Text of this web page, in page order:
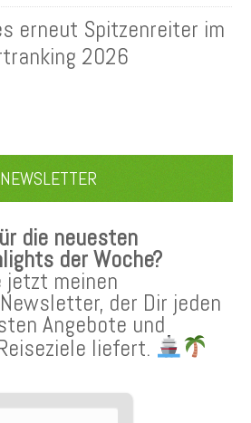
erneut Spitzenreiter im
2026
die neuesten
der Woche?
jetzt meinen
der Dir jeden
Angebote und
liefert.